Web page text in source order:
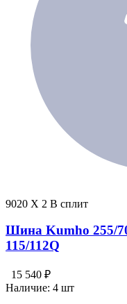
9020 X 2 В сплит
Шина Kumho 255/
115/112Q
15 540 ₽
Наличие: 4 шт